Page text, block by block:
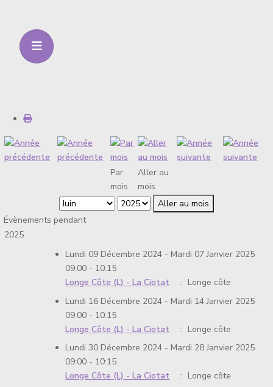
Par
mois
Aller au
mois
Aller au mois
Évènements pendant
2025
Lundi 09 Décembre 2024 - Mardi 07 Janvier 2025
09:00 - 10:15
Longe Côte (L) - La Ciotat
:: Longe côte
Lundi 16 Décembre 2024 - Mardi 14 Janvier 2025
09:00 - 10:15
Longe Côte (L) - La Ciotat
:: Longe côte
Lundi 30 Décembre 2024 - Mardi 28 Janvier 2025
09:00 - 10:15
Longe Côte (L) - La Ciotat
:: Longe côte